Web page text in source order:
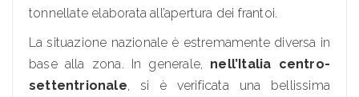
tonnellate elaborata all’apertura dei frantoi.
La situazione nazionale è estremamente diversa in
base alla zona. In generale, nell’Italia centro-
settentrionale, si è verificata una bellissima